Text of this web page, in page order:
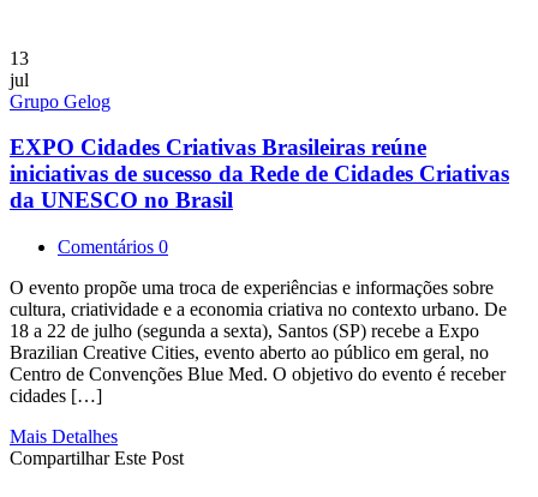
13
jul
Grupo Gelog
EXPO Cidades Criativas Brasileiras reúne
iniciativas de sucesso da Rede de Cidades Criativas
da UNESCO no Brasil
Comentários 0
O evento propõe uma troca de experiências e informações sobre
cultura, criatividade e a economia criativa no contexto urbano. De
18 a 22 de julho (segunda a sexta), Santos (SP) recebe a Expo
Brazilian Creative Cities, evento aberto ao público em geral, no
Centro de Convenções Blue Med. O objetivo do evento é receber
cidades […]
Mais Detalhes
Compartilhar Este Post